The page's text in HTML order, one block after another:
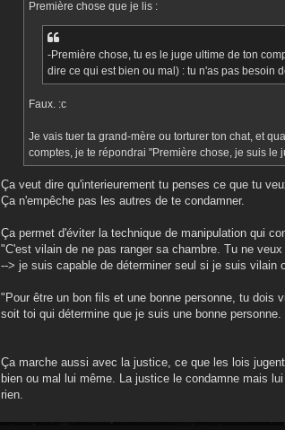
Première chose que je lis :
-Première chose, tu es le juge ultime de ton
dire ce qui est bien ou mal) : tu n'as pas besoin
Faux. :c
Je vais tuer ta grand-mère ou torturer ton chat, et
comptes, je te répondrai "Première chose, je suis le
Ça veut dire qu'interieurement tu penses ce que tu
Ça n'empêche pas les autres de te condamner.
Ça permet d'éviter la technique de manipulation qui
"C'est vilain de ne pas ranger sa chambre. Tu ne
--> je suis capable de déterminer seul si je suis vilain
"Pour être un bon fils et une bonne personne, tu dois
soit toi qui détermine que je suis une bonne personne.
Ça marche aussi avec la justice, ce que les lois
bien ou mal lui même. La justice le condamne mais
rien.